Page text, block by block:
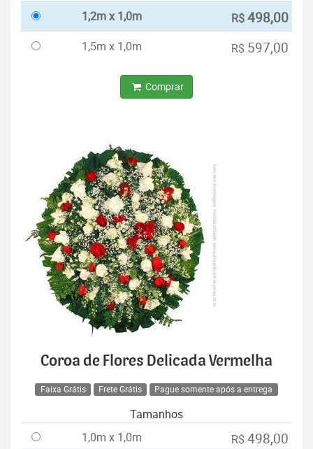
1,2m x 1,0m R$498,00
1,5m x 1,0m R$ 597,00
Comprar
Coroa de Flores Delicada Vermelha
Faixa Grátis Frete Grátis Pague somente após a entrega
Tamanhos
1,0m x 1,0m
R$ 498,00